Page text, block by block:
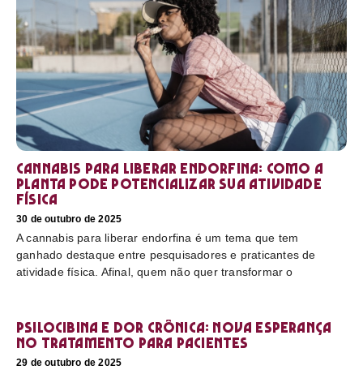
Cannabis para liberar endorfina: como a
planta pode potencializar sua atividade
física
30 de outubro de 2025
A cannabis para liberar endorfina é um tema que tem
ganhado destaque entre pesquisadores e praticantes de
atividade física. Afinal, quem não quer transformar o
Psilocibina e dor crônica: nova esperança
no tratamento para pacientes
29 de outubro de 2025